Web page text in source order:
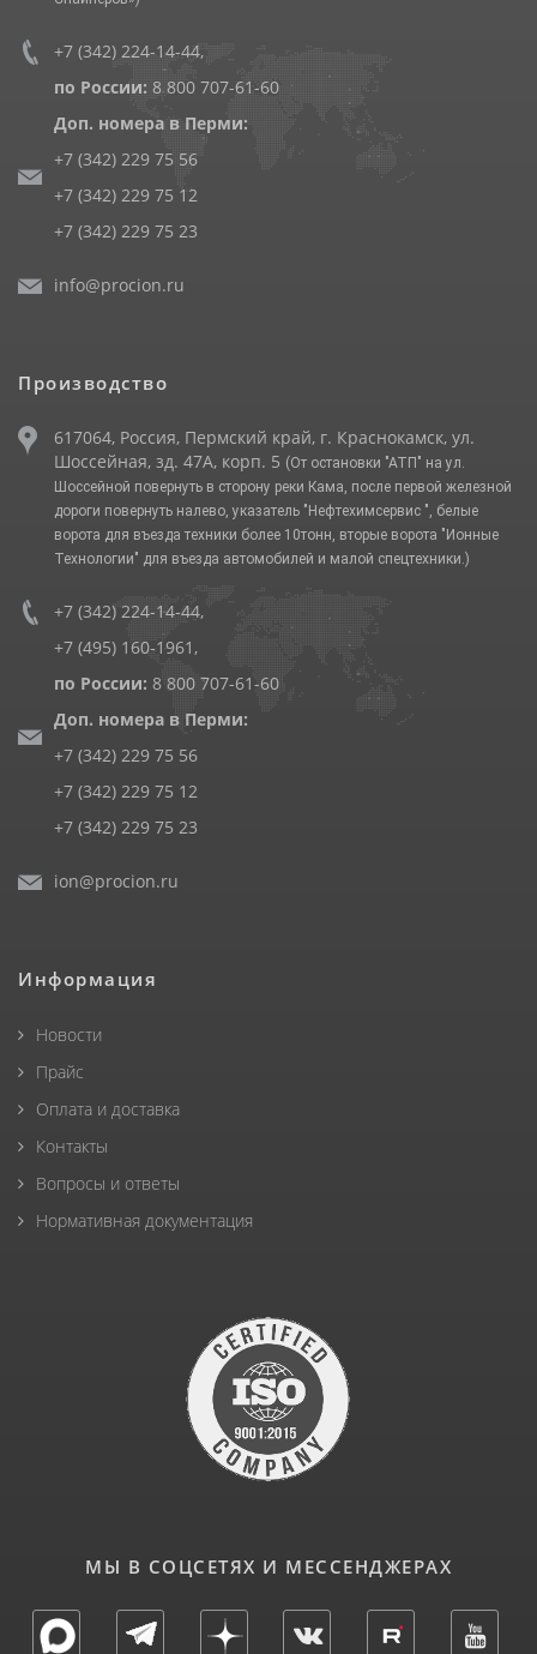
+7 (342) 224-14-44,
по России: 8 800 707-61-60
Доп. номера в Перми:
+7 (342) 229 75 56
+7 (342) 229 75 12
+7 (342) 229 75 23
info@procion.ru
Производство
617064, Россия, Пермский край, г. Краснокамск, ул.
Шоссейная, зд. 47А, корп. 5 (От остановки "АТП" на ул.
Шоссейной повернуть в сторону реки Кама, после первой железной
дороги повернуть налево, указатель "Нефтехимсервис ", белые
ворота для въезда техники более 10тонн, вторые ворота "Ионные
Технологии" для въезда автомобилей и малой спецтехники.)
+7 (342) 224-14-44,
+7 (495) 160-1961 ,
по России: 8 800 707-61-60
Доп. номера в Перми:
+7 (342) 229 75 56
+7 (342) 229 75 12
+7 (342) 229 75 23
ion@procion.ru
Информация
Новости
Прайс
Оплата и доставка
Контакты
Вопросы и ответы
Нормативная документация
МЫ В СОЦСЕТЯХ И МЕССЕНДЖЕРАХ